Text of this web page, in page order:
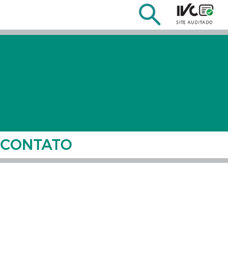
CONTATO